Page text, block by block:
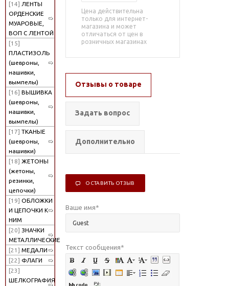
[14] ЛЕНТЫ
ОРДЕНСКИЕ
МУАРОВЫЕ,
ВОП С ЛЕНТОЙ
[15]
ПЛАСТИЗОЛЬ
(шевроны,
нашивки,
вымпелы)
[16] ВЫШИВКА
(шевроны,
нашивки,
вымпелы)
[17] ТКАНЫЕ
(шевроны,
нашивки)
[18] ЖЕТОНЫ
(жетоны,
резинки,
цепочки)
[19] ОБЛОЖКИ
И ЦЕПОЧКИ К
НИМ
[20] ЗНАЧКИ
МЕТАЛЛИЧЕСКИЕ
[21] МЕДАЛИ
[22] ФЛАГИ
[23]
ШЕЛКОГРАФИЯ
Цена действительна
только для интернет-
магазина и может
отличаться от цен в
розничных магазинах
Отзывы о товаре
Задать вопрос
Дополнительно
ОСТАВИТЬ ОТЗЫВ
Ваше имя*
Текст сообщения*